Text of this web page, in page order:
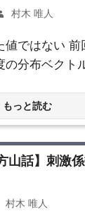
村木 唯人
値ではない 前
の分布ベクト
もっと読む
山話】刺激
村木 唯人